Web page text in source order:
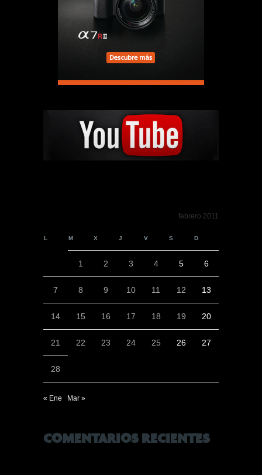
febrero 2011
L M X J V S D
1 2 3 4 5 6
7 8 9 10 11 12 13
14 15 16 17 18 19 20
21 22 23 24 25 26 27
28
« Ene Mar »
COMENTARIOS RECIENTES